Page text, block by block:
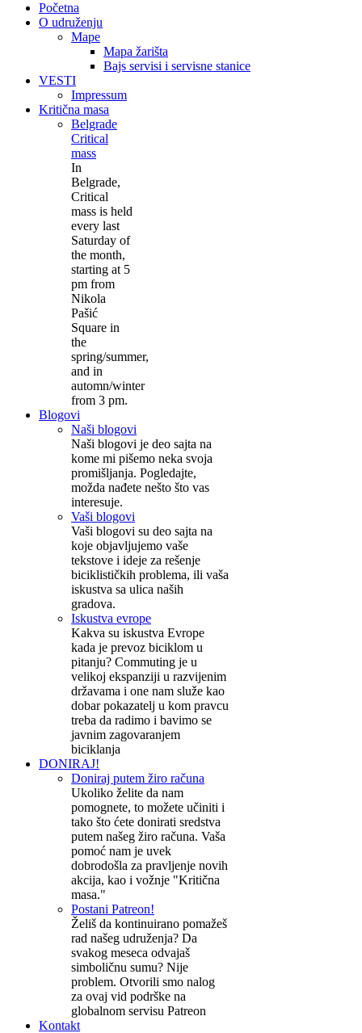
Početna
O udruženju
Mape
Mapa žarišta
Bajs servisi i servisne stanice
VESTI
Impressum
Kritična masa
Belgrade
Critical
mass
In
Belgrade,
Critical
mass is held
every last
Saturday of
the month,
starting at 5
pm from
Nikola
Pašić
Square in
the
spring/summer,
and in
automn/winter
from 3 pm.
Blogovi
Naši blogovi
Naši blogovi je deo sajta na
kome mi pišemo neka svoja
promišljanja. Pogledajte,
možda nađete nešto što vas
interesuje.
Vaši blogovi
Vaši blogovi su deo sajta na
koje objavljujemo vaše
tekstove i ideje za rešenje
biciklističkih problema, ili vaša
iskustva sa ulica naših
gradova.
Iskustva evrope
Kakva su iskustva Evrope
kada je prevoz biciklom u
pitanju? Commuting je u
velikoj ekspanziji u razvijenim
državama i one nam služe kao
dobar pokazatelj u kom pravcu
treba da radimo i bavimo se
javnim zagovaranjem
biciklanja
DONIRAJ!
Doniraj putem žiro računa
Ukoliko želite da nam
pomognete, to možete učiniti i
tako što ćete donirati sredstva
putem našeg žiro računa. Vaša
pomoć nam je uvek
dobrodošla za pravljenje novih
akcija, kao i vožnje "Kritična
masa."
Postani Patreon!
Želiš da kontinuirano pomažeš
rad našeg udruženja? Da
svakog meseca odvajaš
simboličnu sumu? Nije
problem. Otvorili smo nalog
za ovaj vid podrške na
globalnom servisu Patreon
Kontakt